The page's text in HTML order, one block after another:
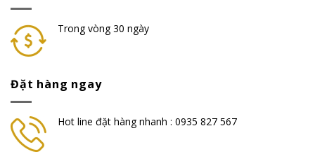
Trong vòng 30 ngày
Đặt hàng ngay
Hot line đặt hàng nhanh : 0935 827 567